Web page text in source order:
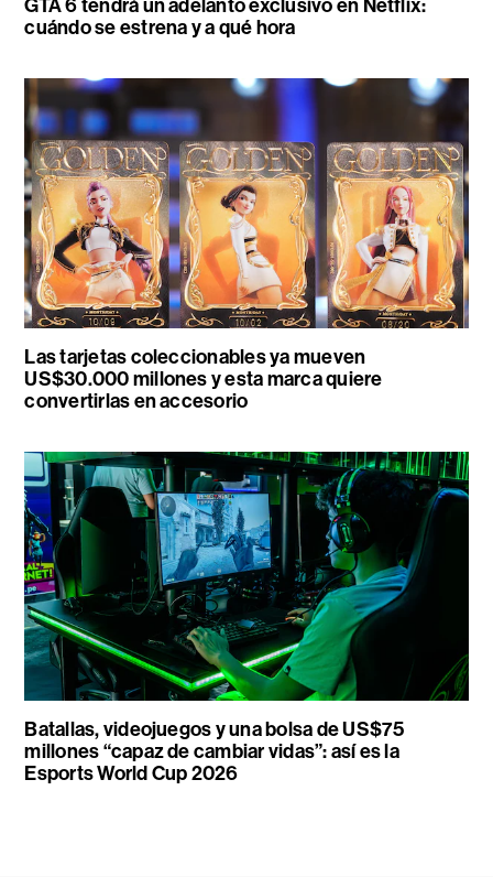
GTA 6 tendrá un adelanto exclusivo en Netflix:
cuándo se estrena y a qué hora
Las tarjetas coleccionables ya mueven
US$30.000 millones y esta marca quiere
convertirlas en accesorio
Batallas, videojuegos y una bolsa de US$75
millones “capaz de cambiar vidas”: así es la
Esports World Cup 2026